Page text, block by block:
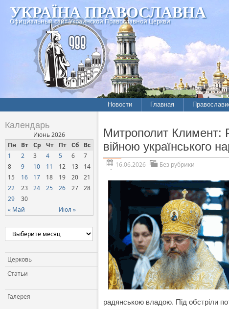
УКРАЇНА ПРАВОСЛАВНА
Официальный сайт Украинской Православной Церкви
Новости Главная
Календарь
Июнь 2026
Пн
Вт Ср Чт Пт Сб Вс
« Май Июл »
1 2 3 4 5 6
7
8
9 10 11 12 13
14
15
16 17 18 19 20
21
22
23 24 25 26 27
28
29
30
Церковь
Статьи
Галерея
Митрополит Климент:
війною українського
16.06.2026 Без рубрики
радянською владою. Під обстріли